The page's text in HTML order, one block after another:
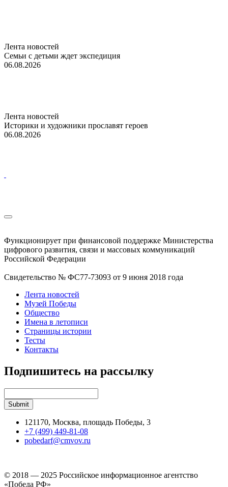
Лента новостей
Семьи с детьми ждет экспедиция
06.08.2026
Лента новостей
Историки и художники прославят героев
06.08.2026
Функционирует при финансовой поддержке Министерства
цифрового развития, связи и массовых коммуникаций
Российской Федерации
Свидетельство № ФС77-73093 от 9 июня 2018 года
Лента новостей
Музей Победы
Общество
Имена в летописи
Страницы истории
Тесты
Контакты
Подпишитесь на рассылку
121170, Москва, площадь Победы, 3
+7 (499) 449-81-08
pobedarf@cmvov.ru
© 2018 — 2025 Российское информационное агентство
«Победа РФ»